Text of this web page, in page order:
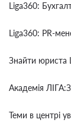
Liga360:
Liga360: PR-
Знайти юриста
Академія
Теми в центрі